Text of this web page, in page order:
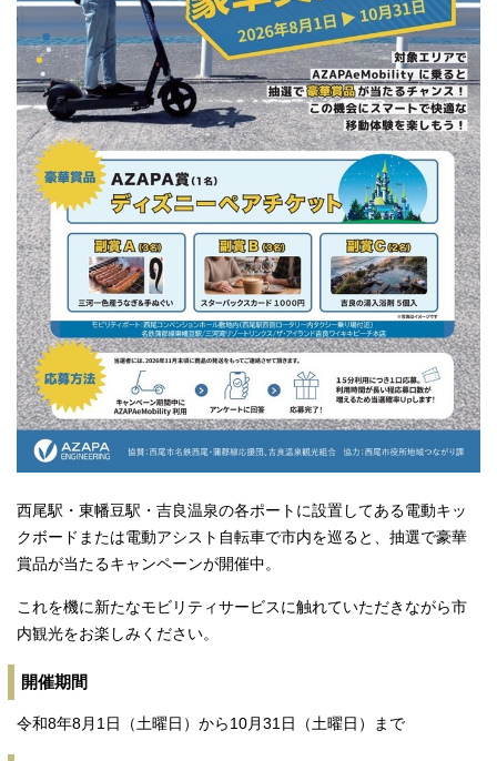
西尾駅・東幡豆駅・吉良温泉の各ポートに設置してある電動キッ
クボードまたは電動アシスト自転車で市内を巡ると、抽選で豪華
賞品が当たるキャンペーンが開催中。
これを機に新たなモビリティサービスに触れていただきながら市
内観光をお楽しみください。
開催期間
令和8年8月1日（土曜日）から10月31日（土曜日）まで